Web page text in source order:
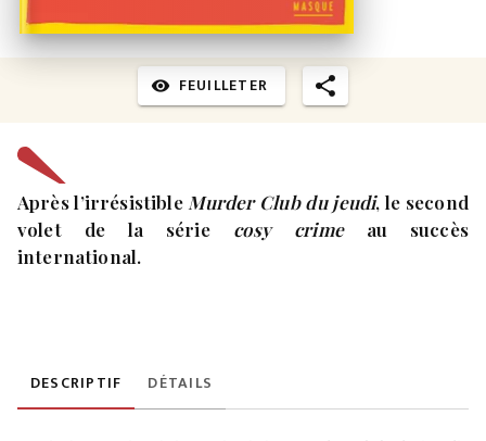
visibility FEUILLETER
Après l’irrésistible Murder Club du jeudi, le second
volet de la série cosy crimeau succès
international.
DESCRIPTIF DÉTAILS